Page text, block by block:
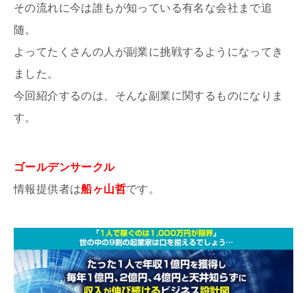
その流れに今は誰もが知っている有名な会社まで追
随。
よってたくさんの人が副業に挑戦するようになってき
ました。
今回紹介するのは、そんな副業に関するものになりま
す。
ゴールデンサークル
情報提供者は船ヶ山哲です。